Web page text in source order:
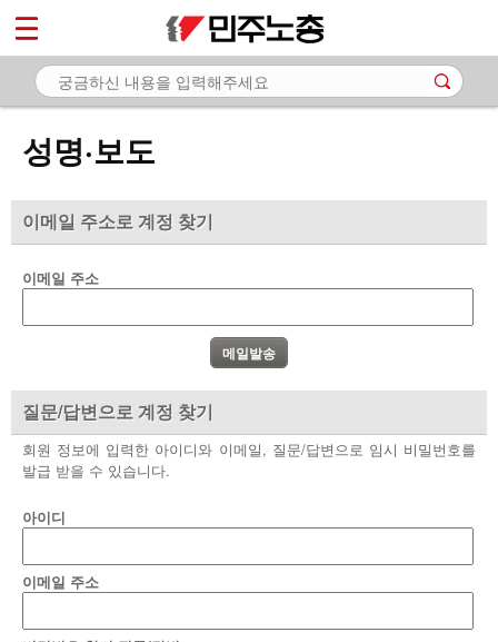
성명·보도
이메일 주소로 계정 찾기
이메일 주소
질문/답변으로 계정 찾기
회원 정보에 입력한 아이디와 이메일, 질문/답변으로 임시 비밀번호를
발급 받을 수 있습니다.
아이디
이메일 주소
마이페이지
소개
- 공지사항
- 성명·보도
부설기관
업무